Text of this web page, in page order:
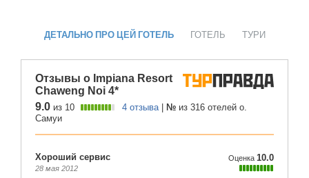
ДЕТАЛЬНО ПРО ЦЕЙ ГОТЕЛЬ ГОТЕЛЬ ТУРИ